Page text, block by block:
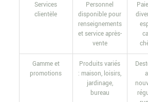
Services
clientèle
Personnel
disponible pour
renseignements
et service après-
vente
Gamme et
promotions
Produits variés
: maison, loisirs,
jardinage,
bureau